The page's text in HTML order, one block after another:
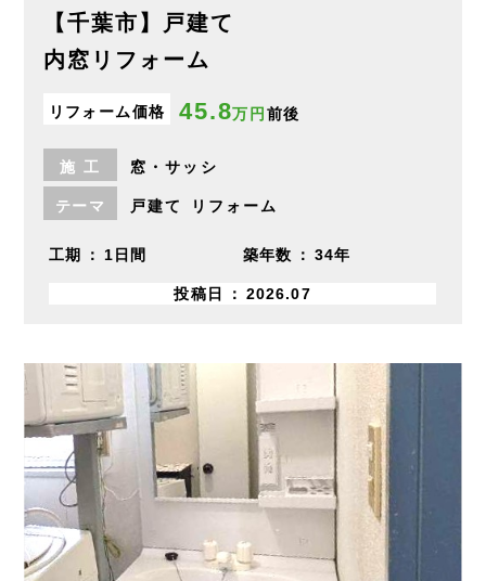
【千葉市】戸建て
内窓リフォーム
リフォーム価格 45.8万円 前後
施 工 窓・サッシ
テーマ 戸建て リフォーム
工期 1日間 築年数 34年
投稿日 2026.07